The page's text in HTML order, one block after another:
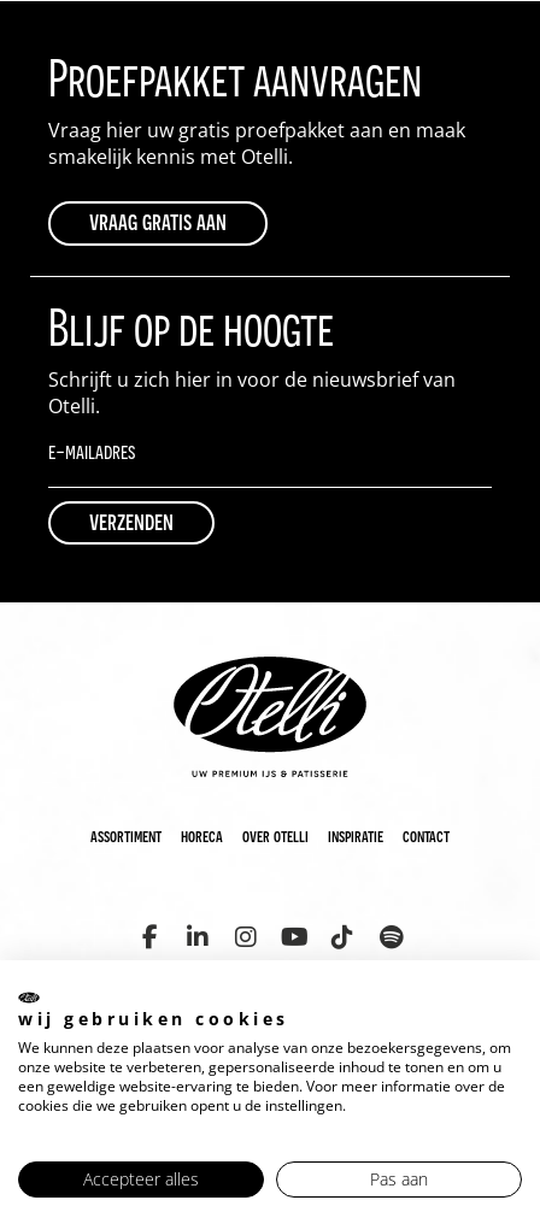
Proefpakket aanvragen
Vraag hier uw gratis proefpakket aan en maak
smakelijk kennis met Otelli.
vraag gratis aan
Blijf op de hoogte
Schrijft u zich hier in voor de nieuwsbrief van
Otelli.
assortiment horeca over otelli inspiratie contact
copyright 2025 otelli disclaimer cookies privacyverklaring
wij gebruiken cookies
We kunnen deze plaatsen voor analyse van onze bezoekersgegevens, om
onze website te verbeteren, gepersonaliseerde inhoud te tonen en om u
een geweldige website-ervaring te bieden. Voor meer informatie over de
cookies die we gebruiken opent u de instellingen.
Accepteer alles Pas aan